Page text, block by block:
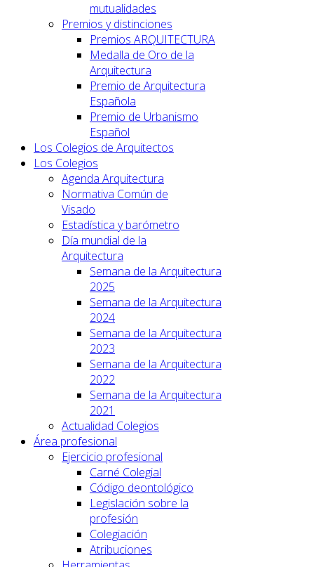
mutualidades
Premios y distinciones
Premios ARQUITECTURA
Medalla de Oro de la
Arquitectura
Premio de Arquitectura
Española
Premio de Urbanismo
Español
Los Colegios de Arquitectos
Los Colegios
Agenda Arquitectura
Normativa Común de
Visado
Estadística y barómetro
Día mundial de la
Arquitectura
Semana de la Arquitectura
2025
Semana de la Arquitectura
2024
Semana de la Arquitectura
2023
Semana de la Arquitectura
2022
Semana de la Arquitectura
2021
Actualidad Colegios
Área profesional
Ejercicio profesional
Carné Colegial
Código deontológico
Legislación sobre la
profesión
Colegiación
Atribuciones